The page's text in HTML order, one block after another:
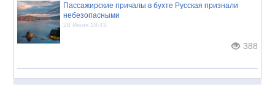
Пассажирские причалы в бухте Русская признали
небезопасными
28 Июля 18:43
388